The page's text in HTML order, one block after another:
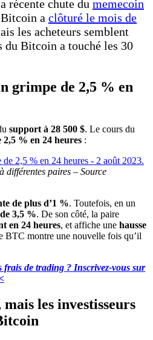
récente chute du memecoin
a clôturé le mois de
les acheteurs semblent
du Bitcoin a touché les 30
grimpe de 2,5 % en
support à 28 500 $. Le cours du
2,5 % en 24 heures :
différentes paires – Source
de plus d’1 %. Toutefois, en un
3,5 %. De son côté, la paire
en 24 heures, et affiche une hausse
BTC montre une nouvelle fois qu’il
frais de trading ? Inscrivez-vous sur
les investisseurs